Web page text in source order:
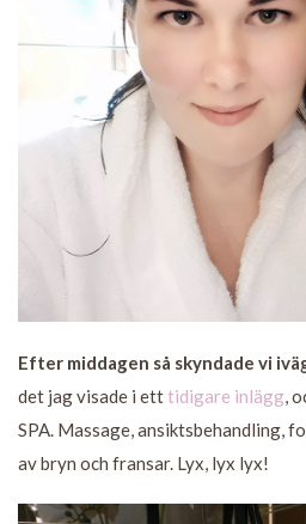
Efter middagen så skyndade vi
det jag visade i etttidigare inlägg,
SPA. Massage, ansiktsbehandling,
av bryn och fransar. Lyx, lyx lyx!